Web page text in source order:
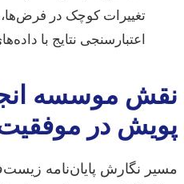
تغییرات کوچک در
اعتبارسنجی نتایج با
نقش موسسه
پویش در
مسیر نگارش پایان‌نامه